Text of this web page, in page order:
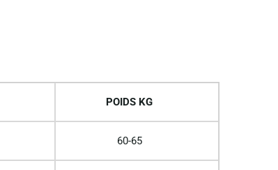
POIDS KG
60-65